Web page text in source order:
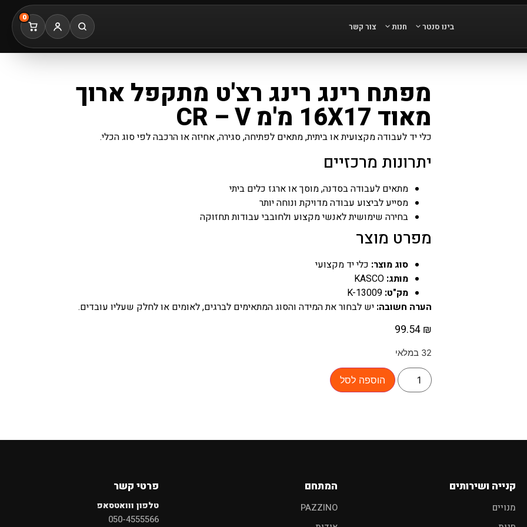
בינו סנטר חנות צור קשר
0
מוצר לרכב? ×
אביזרים
מפתח רינג רינג רצ'ט מתקפל ארוך
מאוד 16X17 מ'מ CR – V
כלי יד לעבודה מקצועית או ביתית, מתאים לפתיחה, סגירה, אחיזה או הרכבה לפי סוג הכלי.
יתרונות מרכזיים
מתאים לעבודה בסדנה, מוסך או ארגז כלים ביתי
מסייע לביצוע עבודה מדויקת ונוחה יותר
בחירה שימושית לאנשי מקצוע ולחובבי עבודות תחזוקה
מפרט מוצר
סוג מוצר: כלי יד מקצועי
מותג: KASCO
מק"ט: K-13009
הערה חשובה: יש לבחור את המידה והסוג המתאימים לברגים, לאומים או לחלק שעליו עובדים.
99.54 ₪
32 במלאי
הוספה לסל
קנייה ושירותים
מנויים
המתחם
PAZZINO
פרטי קשר
טלפון ווואטסאפ
050-4555566